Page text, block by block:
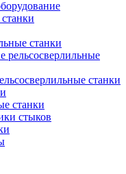
станки
рельсосверлильные
станки
станки
стыков